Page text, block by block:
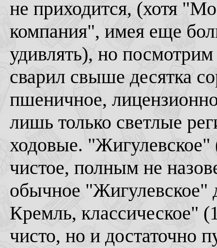
не приходится, (хотя
компания", имея еще
удивлять), но
сварил свыше десятка
пшеничное,
лишь только светлые
ходовые. "Жигулевское"
чистое, полным не
обычное
Кремль, классическое"
чисто, но и достаточно